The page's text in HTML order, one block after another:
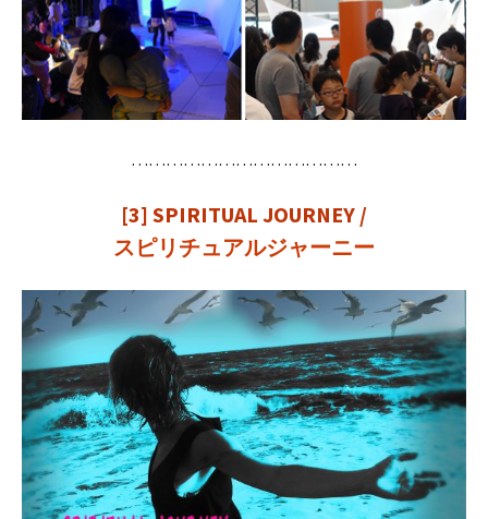
…………………………………
[3] SPIRITUAL JOURNEY /
スピリチュアルジャーニー